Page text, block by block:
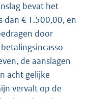
bevat het
dan € 1.500,00, en
door
de aanslagen
acht gelijke
vervalt op de